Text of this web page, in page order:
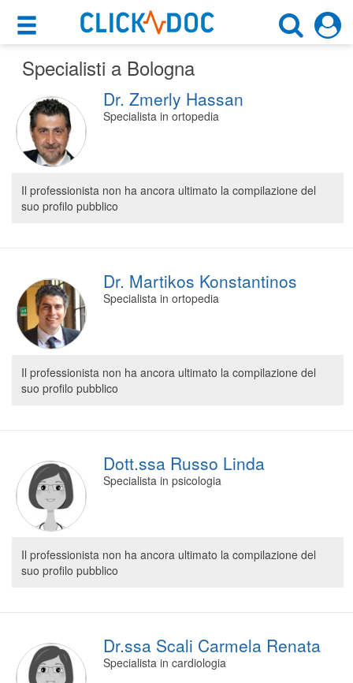
×
Motore di ricerca
×
Cerca uno specialista
Scegli specialità, prestazione o cognome
Cosa possiamo offrirti
Per i pazienti
Prenota una visita
Ricerca specialisti
Consulti online
Per gli specialisti
Prenotazioni online
Planner e rubrica in cloud
Segreteria virtuale
Specialisti a Bologna
Dr. Zmerly Hassan
Specialista in ortopedia
Il professionista non ha ancora ultimato la compilazione del
suo profilo pubblico
Dr. Martikos Konstantinos
Specialista in ortopedia
Il professionista non ha ancora ultimato la compilazione del
suo profilo pubblico
Dott.ssa Russo Linda
Specialista in psicologia
Il professionista non ha ancora ultimato la compilazione del
suo profilo pubblico
Dr.ssa Scali Carmela Renata
Specialista in cardiologia